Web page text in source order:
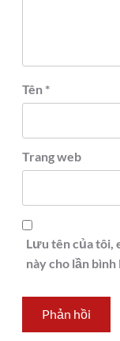
Tên *
Trang web
Lưu tên của tôi,
này cho lần